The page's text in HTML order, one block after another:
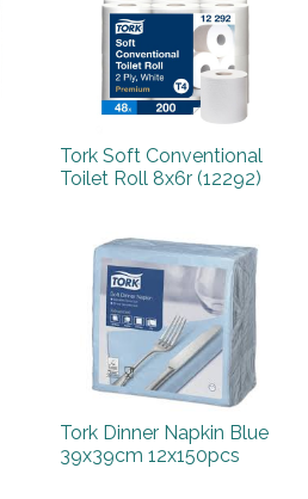
Tork Soft Conventional
Toilet Roll 8x6r (12292)
Tork Dinner Napkin Blue
39x39cm 12x150pcs